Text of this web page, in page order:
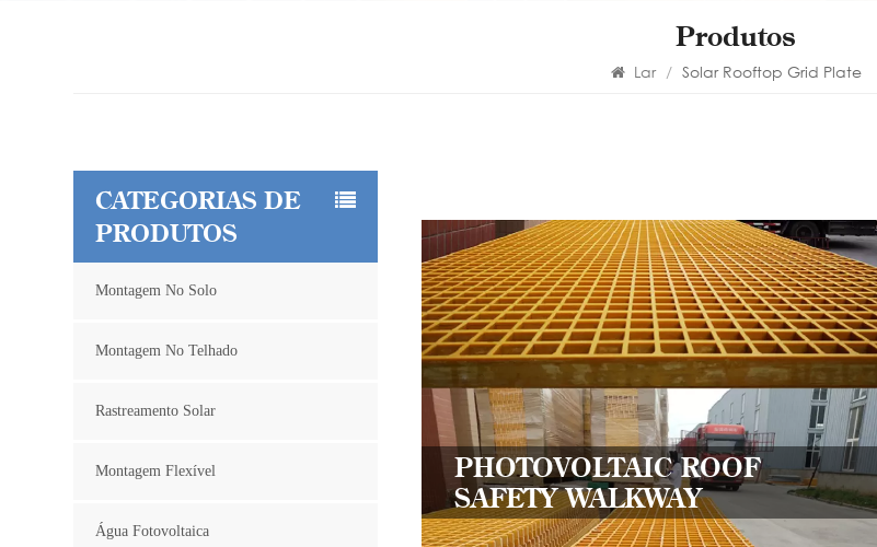
Produtos
Lar / Solar Rooftop Grid Plate
PHOTOVOLTAIC ROOF
SAFETY WALKWAY
CATEGORIAS DE
PRODUTOS
Montagem No Solo
Montagem No Telhado
Rastreamento Solar
Montagem Flexível
Água Fotovoltaica